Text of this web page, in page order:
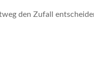
den Zufall